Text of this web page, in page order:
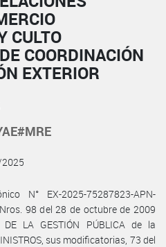
CULTO
COORDINACIÓN
EXTERIOR
N° EX-2025-75287823-APN-
98 del 28 de octubre de 2009
LA GESTIÓN PÚBLICA de la
sus modificatorias, 73 del